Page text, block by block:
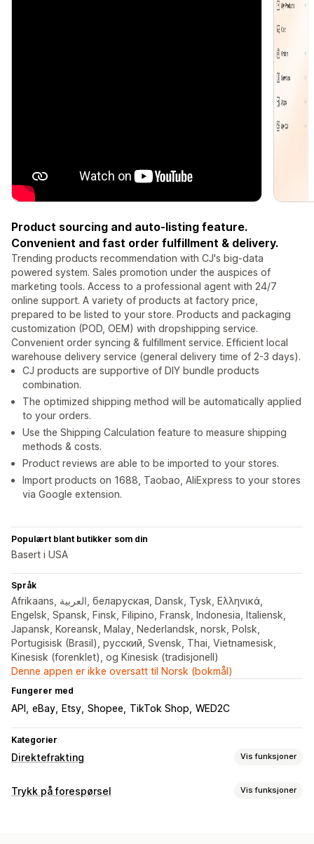
Product sourcing and auto-listing feature.
Convenient and fast order fulfillment & delivery.
Trending products recommendation with CJ's big-data
powered system. Sales promotion under the auspices of
marketing tools. Access to a professional agent with 24/7
online support. A variety of products at factory price,
prepared to be listed to your store. Products and packaging
customization (POD, OEM) with dropshipping service.
Convenient order syncing & fulfillment service. Efficient local
warehouse delivery service (general delivery time of 2-3 days).
CJ products are supportive of DIY bundle products
combination.
The optimized shipping method will be automatically applied
to your orders.
Use the Shipping Calculation feature to measure shipping
methods & costs.
Product reviews are able to be imported to your stores.
Import products on 1688, Taobao, AliExpress to your stores
via Google extension.
Populært blant butikker som din
Basert i USA
Språk
Afrikaans, العربية, беларуская, Dansk, Tysk, Ελληνικά,
Engelsk, Spansk, Finsk, Filipino, Fransk, Indonesia, Italiensk,
Japansk, Koreansk, Malay, Nederlandsk, norsk, Polsk,
Portugisisk (Brasil), русский, Svensk, Thai, Vietnamesisk,
Kinesisk (forenklet), og Kinesisk (tradisjonell)
Denne appen er ikke oversatt til Norsk (bokmål)
Fungerer med
API eBay Etsy Shopee TikTok Shop WED2C
Kategorier
Direktefrakting Vis funksjoner
Produkter du kan selge
Trykk på forespørsel Vis funksjoner